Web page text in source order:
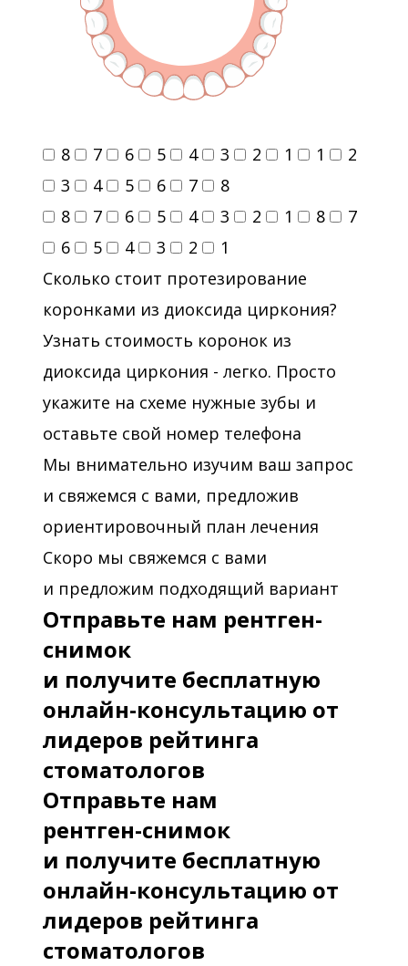
8 7 6 5 4 3 2 1 1
2
3
4 5 6 7
8
8
7 6 5 4 3 2 1 8
7
6
5 4 3 2
1
Сколько стоит протезирование
коронками из диоксида циркония?
Узнать стоимость коронок из
диоксида циркония - легко. Просто
укажите на схеме нужные зубы и
оставьте свой номер телефона
Мы внимательно изучим ваш запрос
и свяжемся с вами, предложив
ориентировочный план лечения
Скоро мы свяжемся с вами
и предложим подходящий вариант
Отправьте нам рентген-
снимок
и получите бесплатную
онлайн-консультацию от
лидеров рейтинга
стоматологов
Отправьте нам
рентген-снимок
и получите бесплатную
онлайн-консультацию от
лидеров рейтинга
стоматологов